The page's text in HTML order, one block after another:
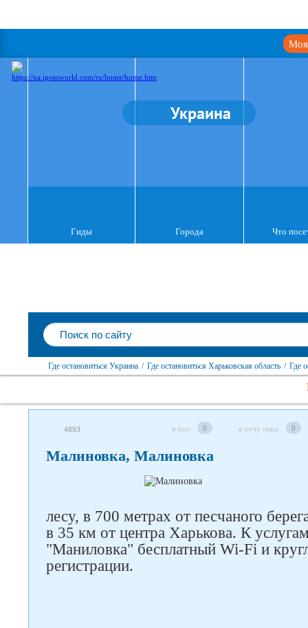
Моя
Украина
Гиды Города Что
Где остановиться Украина / Где остановиться Харьковская область / Где
4893 я был 0 я хочу сюда 0
Малиновка, Малиновка
лесу, в 700 метрах от песчаного
в 35 км от центра Харькова. К
"Маниловка" бесплатный Wi-Fi и
регистрации.